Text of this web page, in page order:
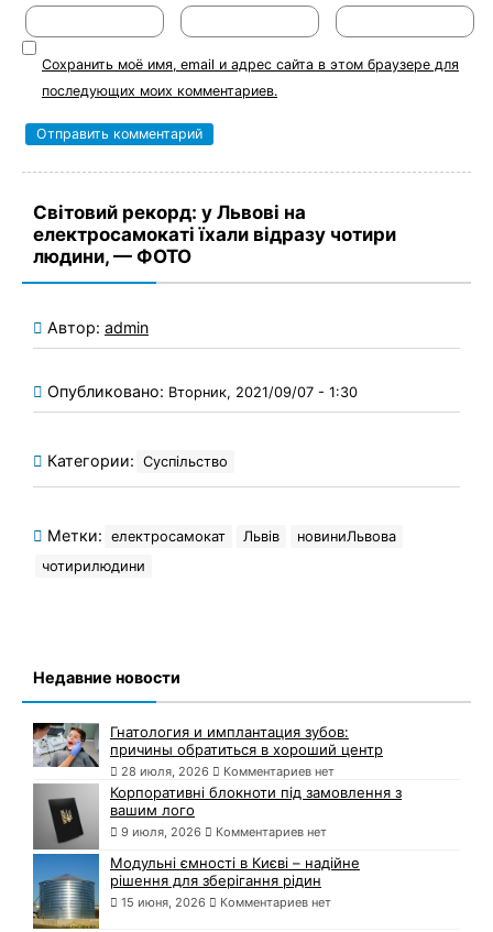
Сохранить моё имя, email и адрес сайта в этом браузере для
последующих моих комментариев.
Світовий рекорд: у Львові на
електросамокаті їхали відразу чотири
людини, — ФОТО
Автор: admin
Опубликовано: Вторник, 2021/09/07 - 1:30
Категории: Суспільство
Метки: електросамокат Львів
новиниЛьвова
чотирилюдини
Недавние новости
Гнатология и имплантация зубов:
причины обратиться в хороший центр
28 июля, 2026 Комментариев нет
Корпоративні блокноти під замовлення з
вашим лого
9 июля, 2026 Комментариев нет
Модульні ємності в Києві – надійне
рішення для зберігання рідин
15 июня, 2026 Комментариев нет